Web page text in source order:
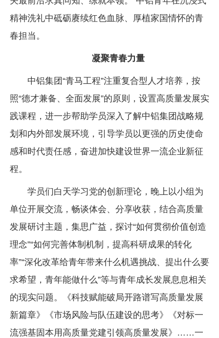
精神洗礼中砥砺赓续红色血脉、厚植家国情怀的青
春担当。
凝聚青春力量
中铝集团“青马工程”注重复合型人才培养，按
照“德才兼备、全面发展”的原则，设置高质量发展实
践课程，进一步帮助学员深入了解中铝集团战略规
划和内外部发展环境，引导学员以更强的历史使命
感和时代责任感，奋进加快建设世界一流企业新征
程。
学员们白天学习党的创新理论，晚上以小组为
单位开展交流，畅谈体会、分享收获，结合高质量
发展研讨主题，集思广益，探讨“如何贯彻价值创造
理念”“如何完善体制机制，提高科研成果的转化
率”“深化改革给青年带来什么机遇挑战、提出什么要
求希望，青年能做什么”等与青年成长发展息息相关
的现实问题。《科技赋能破局开路谱写高质量发展
新篇章》《市场风险与队伍建设的思考》《对标一
流强基固本用高质量党建引领高质量发展》……一